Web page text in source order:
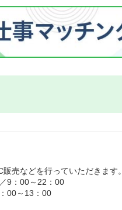
売などを行っていただきます。
9：00～22：00
00～13：00